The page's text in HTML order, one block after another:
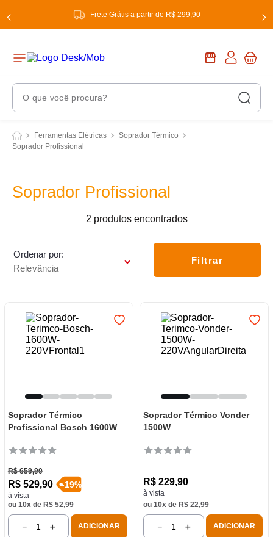
Frete Grátis a partir de R$ 299,90
O que você procura?
Ferramentas Elétricas
Soprador Térmico
Soprador Profissional
Soprador Profissional
2 produtos
Ordenar por
Relevância
Filtrar
Soprador Térmico
Profissional Bosch 1600W
R$ 659,90
R$ 529,90
à vista
-19%
ou 10x de R$ 52,99
＋
－ ADICIONAR
Soprador Térmico Vonder
1500W
R$ 229,90
à vista
ou 10x de R$ 22,99
＋
－ ADICIONAR
Termos Mais Buscados
3º torneira
garrafa térmica
6º luminária
9º caneca
10º lâmpada